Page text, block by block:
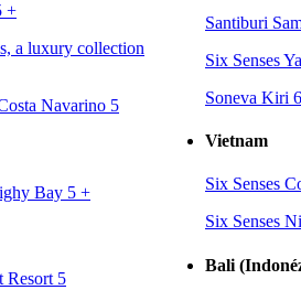
+
a luxury collection
Navarino 5
Bay 5 +
Resort 5
Santiburi
Six Senses
Soneva Kiri 6
Vietnam
Six Senses
Six Senses
Bali